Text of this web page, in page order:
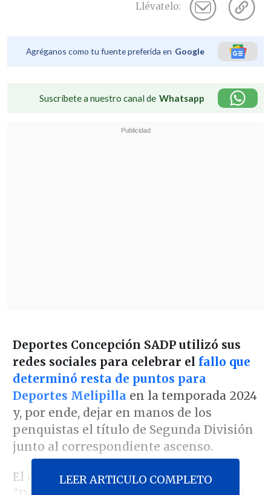
Llévatelo:
Agréganos como tu fuente preferida en Google
Suscríbete a nuestro canal de Whatsapp
Deportes Concepción SADP utilizó sus
redes sociales para celebrar el fallo que
determinó resta de puntos para
Deportes Melipilla en la temporada 2024
y, por ende, dejar en manos de los
penquistas el título de Segunda División
junto al correspondiente ascenso.
El club señaló en un comunicado que
LEER ARTICULO COMPLETO